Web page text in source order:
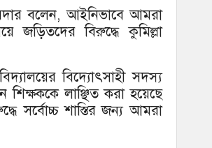
বলেন, আইনিভাবে আমরা
জড়িতদের বিরুদ্ধে কুমিল্লা
বিদ্যোৎসাহী সদস্য
লাঞ্ছিত করা হয়েছে
সর্বোচ্চ শাস্তির জন্য আমরা